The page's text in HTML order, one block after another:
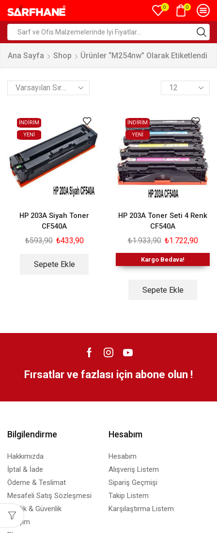
0 0
Ana Sayfa Shop Ürünler “M254nw” Olarak Etiketlendi
İNDİRİM
YENI
HP 203A Siyah Toner
CF540A
₺593,90 ₺433,90
Sepete Ekle
İNDİRİM
YENI
HP 203A Toner Seti 4 Renk
CF540A
₺1.933,90 ₺1.722,90
Kargo Bedava!
Sepete Ekle
Fırsatlar ve fazlası için abone olun !
Bilgilendirme
Hakkımızda
İptal & İade
Ödeme & Teslimat
Mesafeli Satış Sözleşmesi
Gizlilik & Güvenlik
İletişim
Hesabım
Hesabım
Alışveriş Listem
Sipariş Geçmişi
Takip Listem
Karşılaştırma Listem